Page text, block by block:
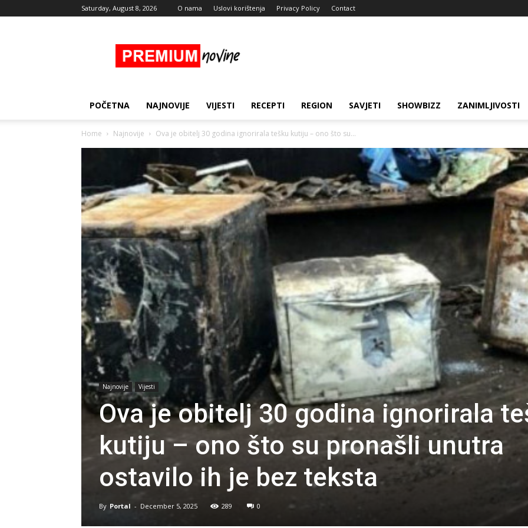
Saturday, August 8, 2026 O nama Uslovi korištenja Privacy Policy Contact
Novine
POČETNA NAJNOVIJE VIJESTI RECEPTI REGION SAVJETI SHOWBIZZ ZANIMLJIVOSTI
Home Najnovije Ova je obitelj 30 godina ignorirala tešku kutiju – ono što su...
Najnovije Vijesti
Ova je obitelj 30 godina ignorirala
kutiju – ono što su pronašli unutra
ostavilo ih je bez teksta
By Portal - December 5, 2025 289 0